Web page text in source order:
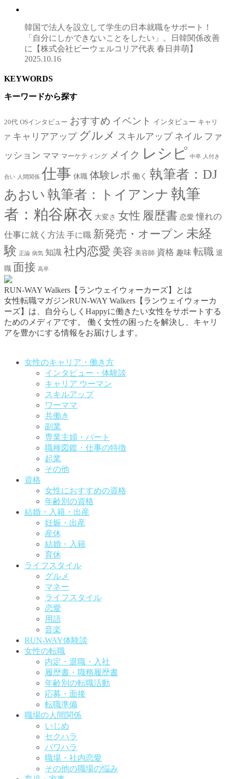
韓国で法人を設立して学生の日本就職をサポート！
「自分にしかできないことをしたい」。日韓関係改善
に【株式会社ビーウェルコリア代表 春日井萌】
2025.10.16
KEYWORDS
キーワードから探す
20代 OSインタビュー おすすめ イベント インタビュー キャリ
ア キャリアアップ グルメ スキルアップ ネイル ファ
ッション ママ マーケティング メイク レシピ 中卒 人付き
合い 人間関係 仕事 休職 体験レポ 働く 執筆者：DJ
あおい 執筆者：トイアンナ 執筆
者：粕谷麻衣 大変さ 女性 履歴書 恋愛 憧れの
仕事に就く方法 手に職 新発売・オープン 未経
験 正論 病気 知識 社内恋愛 美容 美容師 資格 趣味 転職 退
職 面接 高卒
RUN-WAY Walkers【ランウェイウォーカーズ】とは
女性転職マガジンRUN-WAY Walkers【ランウェイウォーカ
ーズ】は、自分らしくHappyに働きたい女性をサポートする
ためのメディアです。
働く女性の困ったを解決し、キャリ
アを豊かにする情報をお届けします。
女性のキャリア・働き方
インタビュー・体験談
キャリア ウーマン
スキルアップ
ワーママ
共働き
副業
専業主婦・パート
職種図鑑・仕事の特徴
起業
その他
資格
女性におすすめの資格
年齢別の資格
結婚・入籍・出産
妊娠・出産
産休
結婚・入籍
育休
ライフスタイル
グルメ
マネー
ライフスタイル
恋愛
用語
音楽
RUN-WAY体験談
女性の転職
内定・退職・入社
履歴書・職務履歴書
年齢別の転職活動
応募・面接
転職準備
職場の人間関係
いじめ
セクハラ
パワハラ
職場・社内恋愛
その他の職場の悩み